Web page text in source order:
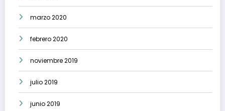
marzo 2020
febrero 2020
noviembre 2019
julio 2019
junio 2019